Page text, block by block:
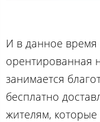
И в данное время
орентированная
занимается
бесплатно
жителям,